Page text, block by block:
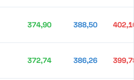
374,90 388,50
372,74 386,26